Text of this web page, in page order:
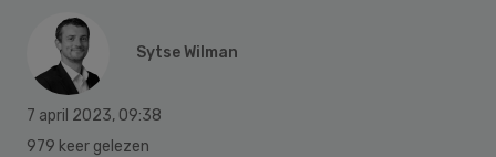
Sytse Wilman
7 april 2023, 09:38
979 keer gelezen